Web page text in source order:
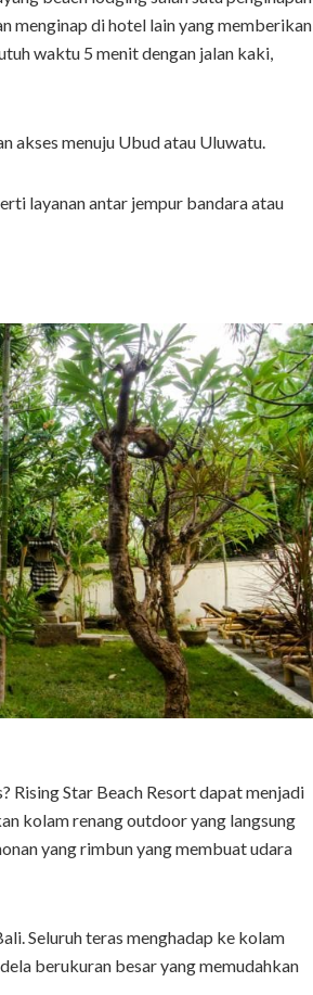
menginap di hotel lain yang memberikan
waktu 5 menit dengan jalan kaki,
akses menuju Ubud atau Uluwatu.
layanan antar jempur bandara atau
Rising Star Beach Resort dapat menjadi
kolam renang outdoor yang langsung
yang rimbun yang membuat udara
Seluruh teras menghadap ke kolam
berukuran besar yang memudahkan